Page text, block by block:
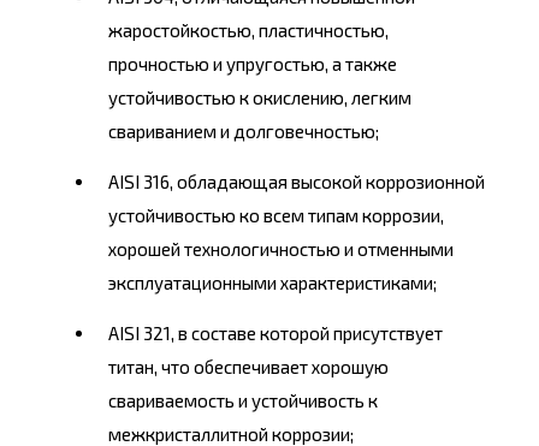
жаростойкостью, пластичностью,
прочностью и упругостью, а также
устойчивостью к окислению, легким
свариванием и долговечностью;
AISI 316, обладающая высокой коррозионной
устойчивостью ко всем типам коррозии,
хорошей технологичностью и отменными
эксплуатационными характеристиками;
AISI 321, в составе которой присутствует
титан, что обеспечивает хорошую
свариваемость и устойчивость к
межкристаллитной коррозии;